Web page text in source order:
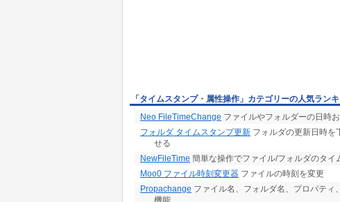
「タイムスタンプ・属性操作」カテゴリーの人気ラン
Neo FileTimeChange ファイルやフォルダーの日時
フォルダ タイムスタンプ更新 フォルダの更新日時を
せる
NewFileTime 簡単な操作でファイル/フォルダのタイ
Moo0 ファイル時刻変更器 ファイルの時刻を変更
Propachange ファイル名、フォルダ名、プロパテ
機能